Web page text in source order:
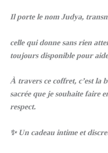
Il porte le nom Judya,
celle qui donne sans rien
toujours disponible pour
À travers ce coffret, c’est la
sacrée que je souhaite faire
respect.
✨ Un cadeau intime et